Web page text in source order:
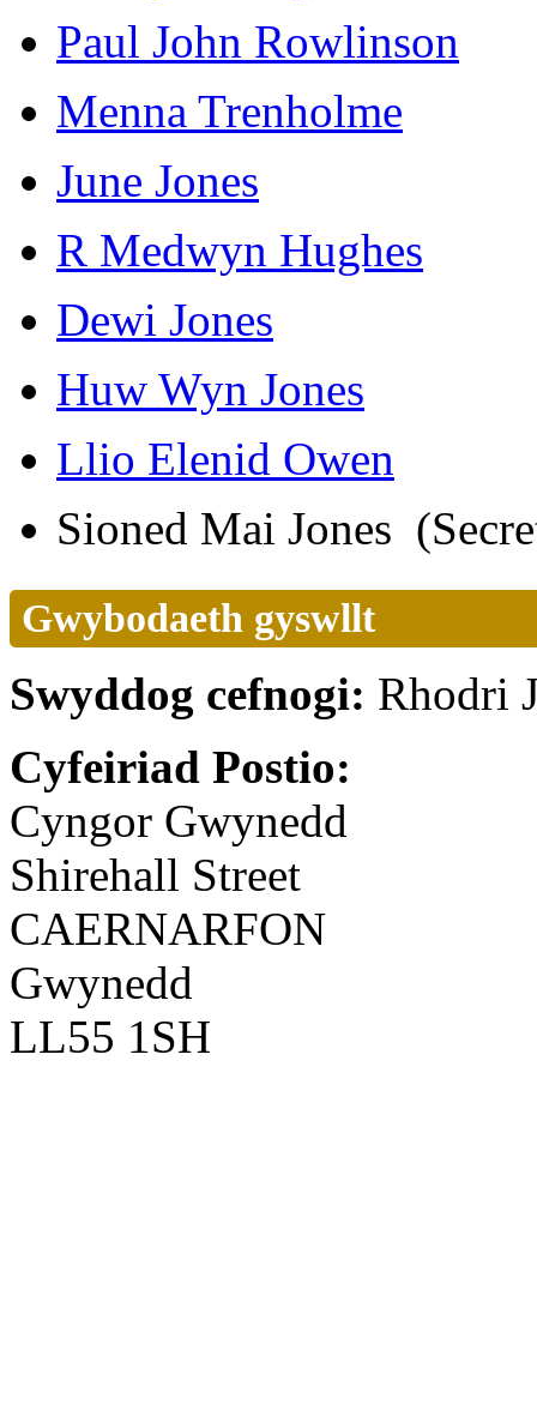
Paul John Rowlinson
Menna Trenholme
June Jones
R Medwyn Hughes
Dewi Jones
Huw Wyn Jones
Llio Elenid Owen
Sioned Mai Jones
Gwybodaeth gyswllt
Swyddog cefnogi: Rhodri
Cyfeiriad Postio:
Cyngor Gwynedd
Shirehall Street
CAERNARFON
Gwynedd
LL55 1SH